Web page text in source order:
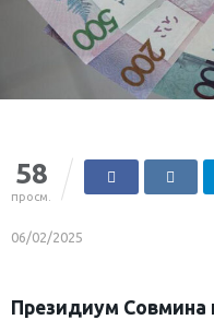
58
просм.
06/02/2025
Президиум Совмина